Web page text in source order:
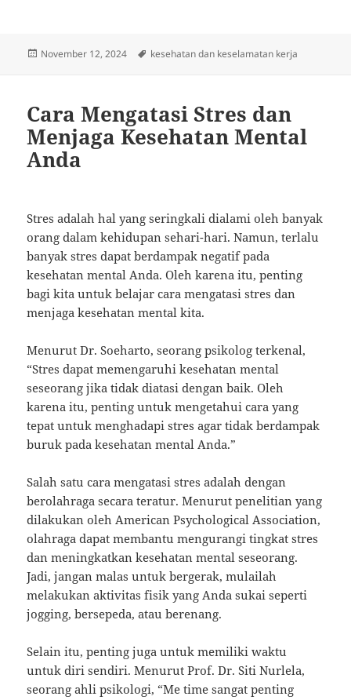
Posted
November 12, 2024 Tags
kesehatan dan keselamatan kerja
Cara Mengatasi Stres dan
Menjaga Kesehatan Mental
Anda
Stres adalah hal yang seringkali dialami oleh banyak
orang dalam kehidupan sehari-hari. Namun, terlalu
banyak stres dapat berdampak negatif pada
kesehatan mental Anda. Oleh karena itu, penting
bagi kita untuk belajar cara mengatasi stres dan
menjaga kesehatan mental kita.
Menurut Dr. Soeharto, seorang psikolog terkenal,
“Stres dapat memengaruhi kesehatan mental
seseorang jika tidak diatasi dengan baik. Oleh
karena itu, penting untuk mengetahui cara yang
tepat untuk menghadapi stres agar tidak berdampak
buruk pada kesehatan mental Anda.”
Salah satu cara mengatasi stres adalah dengan
berolahraga secara teratur. Menurut penelitian yang
dilakukan oleh American Psychological Association,
olahraga dapat membantu mengurangi tingkat stres
dan meningkatkan kesehatan mental seseorang.
Jadi, jangan malas untuk bergerak, mulailah
melakukan aktivitas fisik yang Anda sukai seperti
jogging, bersepeda, atau berenang.
Selain itu, penting juga untuk memiliki waktu
untuk diri sendiri. Menurut Prof. Dr. Siti Nurlela,
seorang ahli psikologi, “Me time sangat penting